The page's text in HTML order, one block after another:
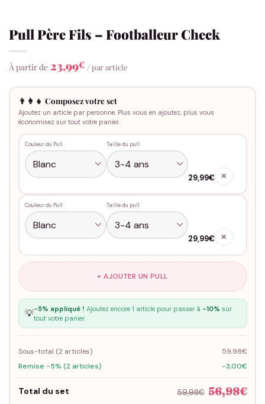
Pull Père Fils – Footballeur Check
À partir de 23,99€ / par article
👨‍👩‍👧 Composez votre set
Ajoutez un article par personne. Plus vous en ajoutez, plus vous
économisez sur tout votre panier.
Couleur du Pull Taille du pull
29,99€ ✕
Couleur du Pull Taille du pull
29,99€ ✕
+ AJOUTER UN PULL
💡-5% appliqué ! Ajoutez encore 1 article pour passer à -10% sur
tout votre panier.
Sous-total (2articles)
59,98€
Remise -5% (2 articles)
-3,00€
Total du set 59,98€ 56,98€